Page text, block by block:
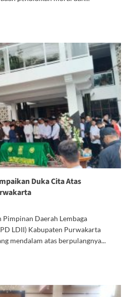
Duka Cita Atas
Daerah Lembaga
LDII) Kabupaten Purwakarta
mendalam atas berpulangnya...